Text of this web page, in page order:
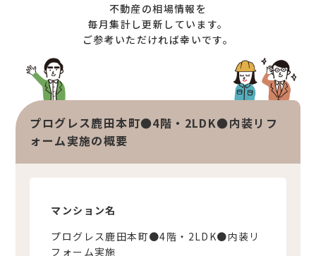
不動産売却サポート
査定依頼
不動産の相場情報
不動産を探す
物件検索
オンライン相談サービス
不動産の相場情報を
毎月集計し更新しています。
ご参考いただければ幸いです。
プログレス鹿田本町●4階・2LDK●内装リフ
ォーム実施の概要
マンション名
プログレス鹿田本町●4階・2LDK●内装リ
フォーム実施